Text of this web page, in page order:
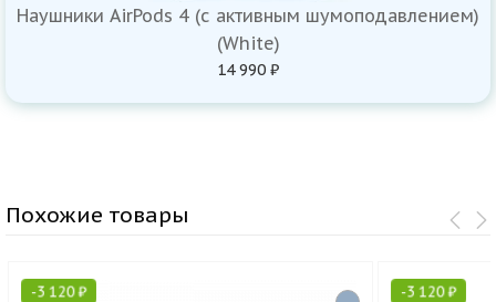
Наушники AirPods 4 (с активным шумоподавлением)
(White)
14 990 ₽
Похожие товары
-3 120₽ -3 120₽